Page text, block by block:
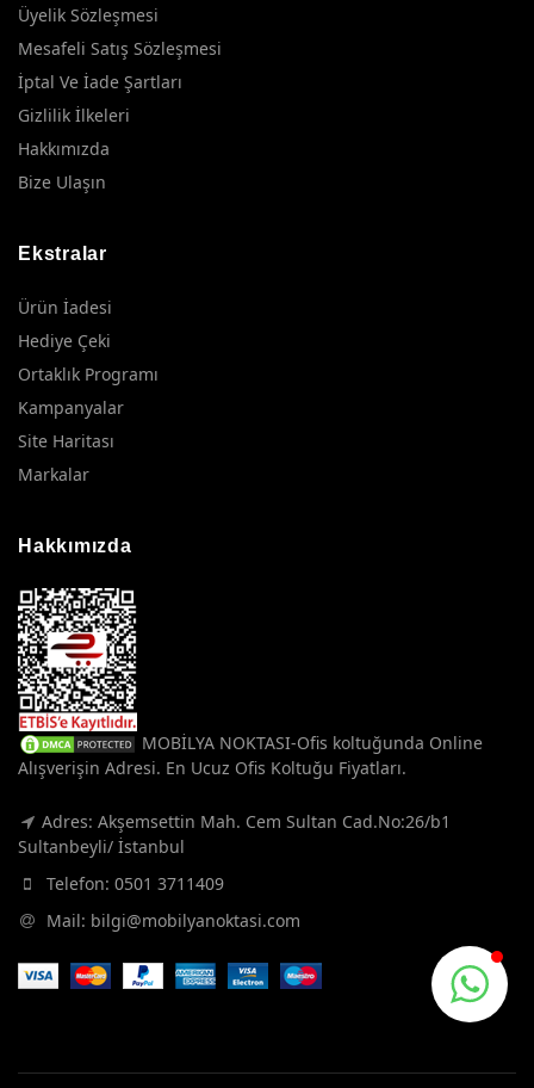
Üyelik Sözleşmesi
Mesafeli Satış Sözleşmesi
İptal Ve İade Şartları
Gizlilik İlkeleri
Hakkımızda
Bize Ulaşın
Ekstralar
Ürün İadesi
Hediye Çeki
Ortaklık Programı
Kampanyalar
Site Haritası
Markalar
Hakkımızda
MOBİLYA NOKTASI-Ofis koltuğunda Online
Alışverişin Adresi. En Ucuz Ofis Koltuğu Fiyatları.
Adres: Akşemsettin Mah. Cem Sultan Cad.No:26/b1
Sultanbeyli/ İstanbul
Telefon: 0501 3711409
Mail: bilgi@mobilyanoktasi.com